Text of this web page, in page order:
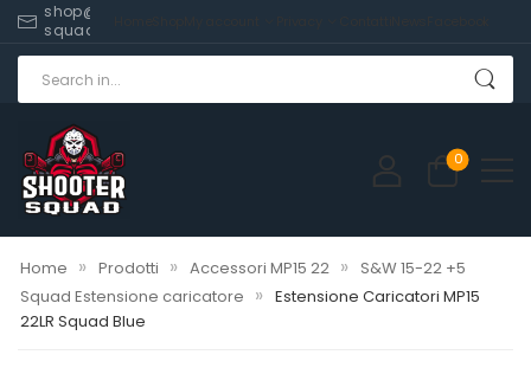
shop@shooter-
squad.com
0
Home » Prodotti » Accessori MP15 22 »
S&W 15-22 +5
Squad Estensione caricatore » Estensione Caricatori MP15
22LR Squad Blue